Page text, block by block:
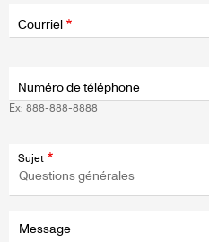
d'application
Courriel
Numéro de téléphone
Ex: 888-888-8888
Sujet
Message